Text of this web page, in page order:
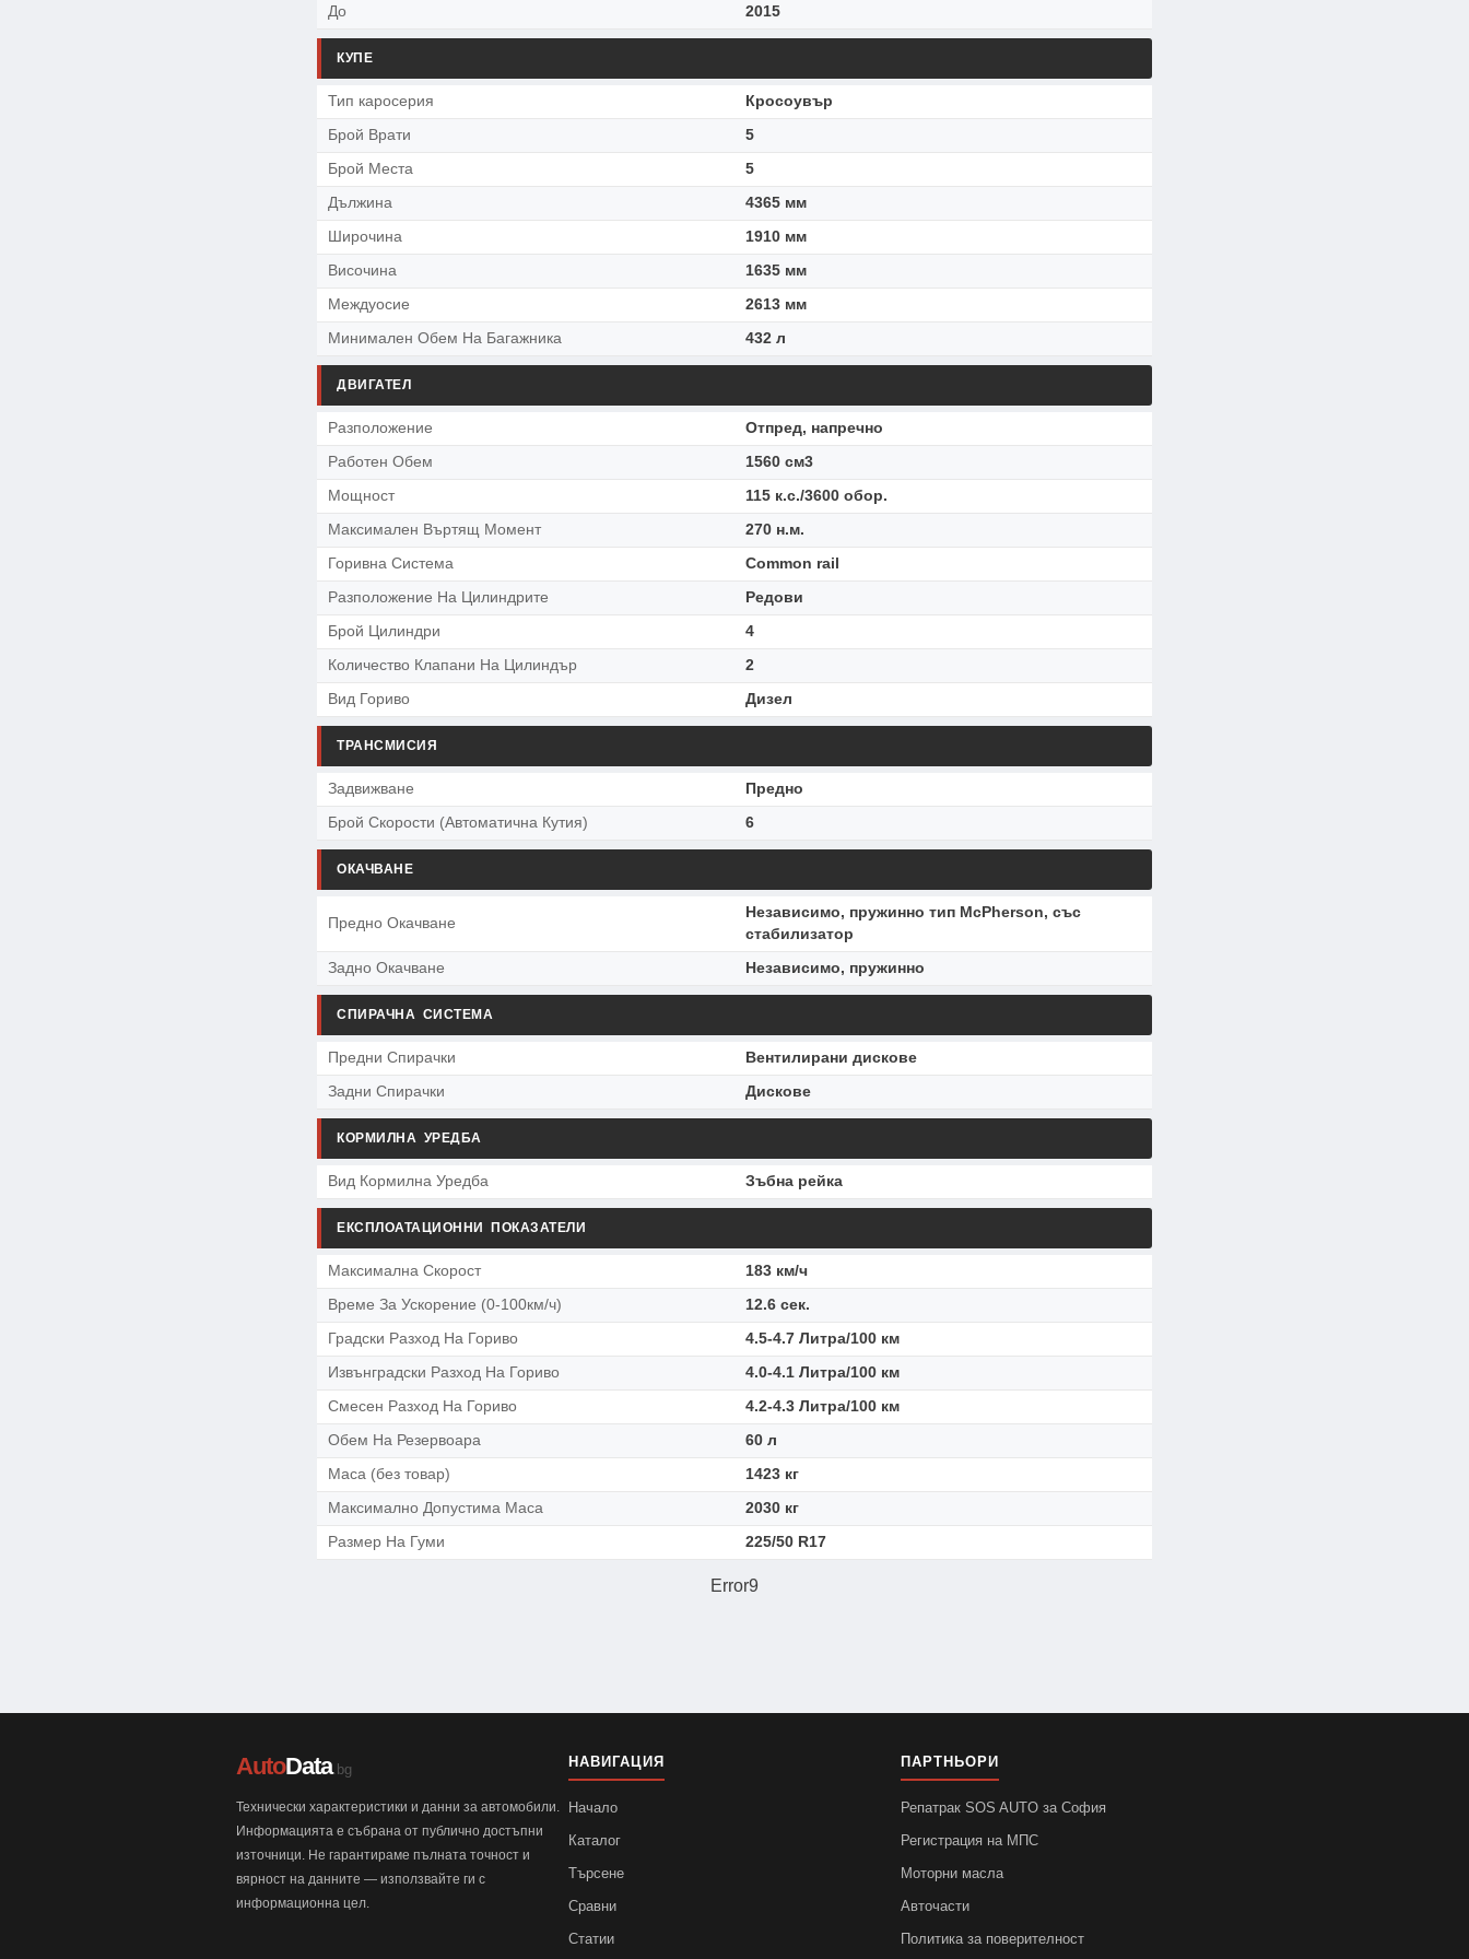
До 2015
КУПЕ
Тип каросерия Кросоувър
Брой Врати 5
Брой Места 5
Дължина 4365 мм
Широчина 1910 мм
Височина 1635 мм
Междуосие 2613 мм
Минимален Обем На Багажника 432 л
ДВИГАТЕЛ
Разположение Отпред, напречно
Работен Обем 1560 см3
Мощност 115 к.с./3600 обор.
Максимален Въртящ Момент 270 н.м.
Горивна Система Common rail
Разположение На Цилиндрите Редови
Брой Цилиндри 4
Количество Клапани На Цилиндър 2
Вид Гориво Дизел
ТРАНСМИСИЯ
Задвижване Предно
Брой Скорости (Автоматична Кутия) 6
ОКАЧВАНЕ
Предно Окачване
Независимо, пружинно тип McPherson, със
стабилизатор
Задно Окачване Независимо, пружинно
СПИРАЧНА СИСТЕМА
Предни Спирачки Вентилирани дискове
Задни Спирачки Дискове
КОРМИЛНА УРЕДБА
Вид Кормилна Уредба Зъбна рейка
ЕКСПЛОАТАЦИОННИ ПОКАЗАТЕЛИ
Максимална Скорост 183 км/ч
Време За Ускорение (0-100км/ч) 12.6 сек.
Градски Разход На Гориво 4.5-4.7 Литра/100 км
Извънградски Разход На Гориво 4.0-4.1 Литра/100 км
Смесен Разход На Гориво 4.2-4.3 Литра/100 км
Обем На Резервоара 60 л
Маса (без товар) 1423 кг
Максимално Допустима Маса 2030 кг
Размер На Гуми 225/50 R17
Error9
AutoData.bg
Технически характеристики и данни за автомобили.
Информацията е събрана от публично достъпни
източници. Не гарантираме пълната точност и
вярност на данните — използвайте ги с
информационна цел.
НАВИГАЦИЯ
Начало
Каталог
Търсене
Сравни
Статии
ПАРТНЬОРИ
Репатрак SOS AUTO за София
Регистрация на МПС
Моторни масла
Авточасти
Политика за поверителност